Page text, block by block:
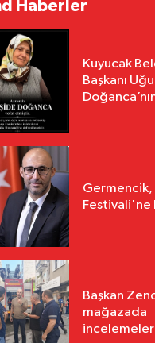
Haberler
Kuyucak
Başkanı
Germencik,
Festivali'ne
Başkan
mağazada